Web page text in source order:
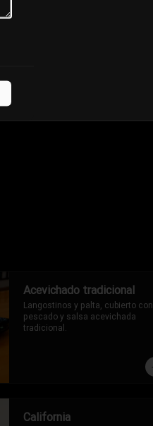
Acevichado tradicional
Langostinos y palta, cubierto con
pescado y salsa acevichada
tradicional.
California